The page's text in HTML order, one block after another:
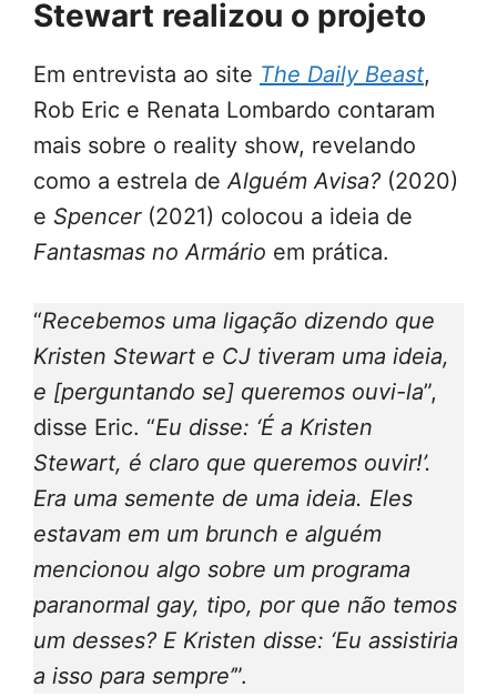
Stewart realizou o projeto
Em entrevista ao site The Daily Beast,
Rob Eric e Renata Lombardo contaram
mais sobre o reality show, revelando
como a estrela deAlguém Avisa? (2020)
e Spencer (2021) colocou a ideia de
Fantasmas no Armário em prática.
“Recebemos uma ligação dizendo que
Kristen Stewart e CJ tiveram uma ideia,
e [perguntando se] queremos ouvi-la”,
disse Eric. “Eu disse: ‘É a Kristen
Stewart, é claro que queremos ouvir!’.
Era uma semente de uma ideia. Eles
estavam em um brunch e alguém
mencionou algo sobre um programa
paranormal gay, tipo, por que não temos
um desses? E Kristen disse: ‘Eu assistiria
a isso para sempre’”.